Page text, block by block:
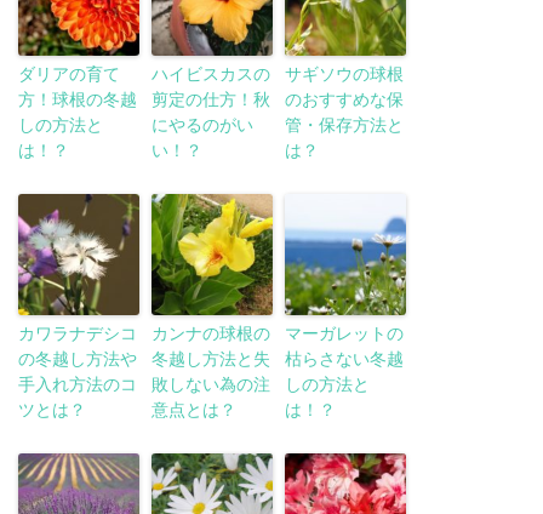
ダリアの育て
方！球根の冬越
しの方法と
は！？
ハイビスカスの
剪定の仕方！秋
にやるのがい
い！？
サギソウの球根
のおすすめな保
管・保存方法と
は？
カワラナデシコ
の冬越し方法や
手入れ方法のコ
ツとは？
カンナの球根の
冬越し方法と失
敗しない為の注
意点とは？
マーガレットの
枯らさない冬越
しの方法と
は！？